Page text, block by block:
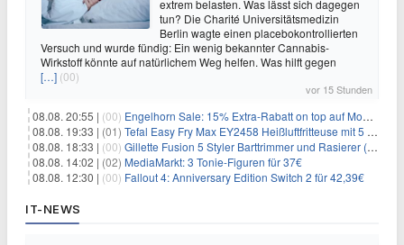
extrem belasten. Was lässt sich dagegen
tun? Die Charité Universitätsmedizin
Berlin wagte einen placebokontrollierten
Versuch und wurde fündig: Ein wenig bekannter Cannabis-
Wirkstoff könnte auf natürlichem Weg helfen. Was hilft gegen
[…] (00)
vor 15 Stunden
08.08. 20:55 | (00) Engelhorn Sale: 15% Extra-Rabatt on top auf Mode- und Sport-Artikel
08.08. 19:33 | (01) Tefal Easy Fry Max EY2458 Heißluftfritteuse mit 5 Litern für 64,99€
08.08. 18:33 | (00) Gillette Fusion 5 Styler Barttrimmer und Rasierer (All in One) für 16€
08.08. 14:02 | (02) MediaMarkt: 3 Tonie-Figuren für 37€
08.08. 12:30 | (00) Fallout 4: Anniversary Edition Switch 2 für 42,39€
IT-NEWS